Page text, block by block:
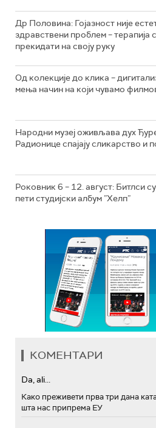
Др Половина: Гојазност није
здравствени проблем – терапија
прекидати на своју руку
Од колекције до клика –
мења начин на који чувамо
Народни музеј оживљава дух
Радионице спајају сликарство и
Роковник 6 – 12. август: Битлси
пети студијски албум ”Хелп”
КОМЕНТАРИ
Da, ali...
Како преживети прва три дана
шта нас припрема ЕУ